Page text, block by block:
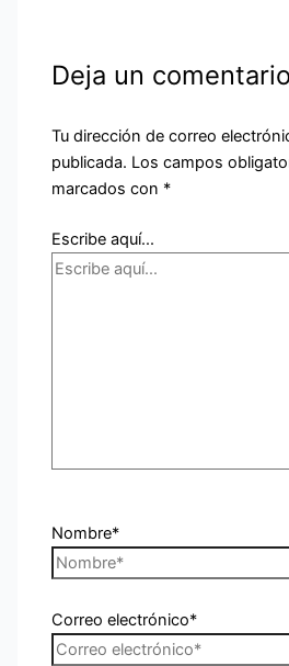
Deja un comentario
Tu dirección de correo
publicada. Los campos
marcados con *
Escribe aquí...
Nombre*
Correo electrónico*